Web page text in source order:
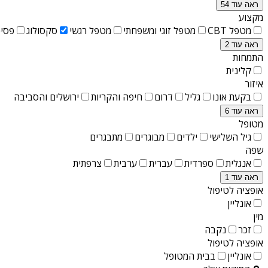
ראה עוד 54
מקצוע
מטפל CBT
מטפל זוגי ומשפחתי מטפל רגשי סקסולוג
ראה עוד 2
התמחות
קלינית
איזור
בקעת אונו
גליל דרום חיפה והקריות ירושלים והסביבה
ראה עוד 6
מטופל
גיל השלישי
ילדים מבוגרים
מתבגרים
שפה
אנגלית
ספרדית עברית ערבית צרפתית
ראה עוד 1
אופציה לטיפול
אונליין
מין
זכר
נקבה
אופציה לטיפול
אונליין
בבית המטופל